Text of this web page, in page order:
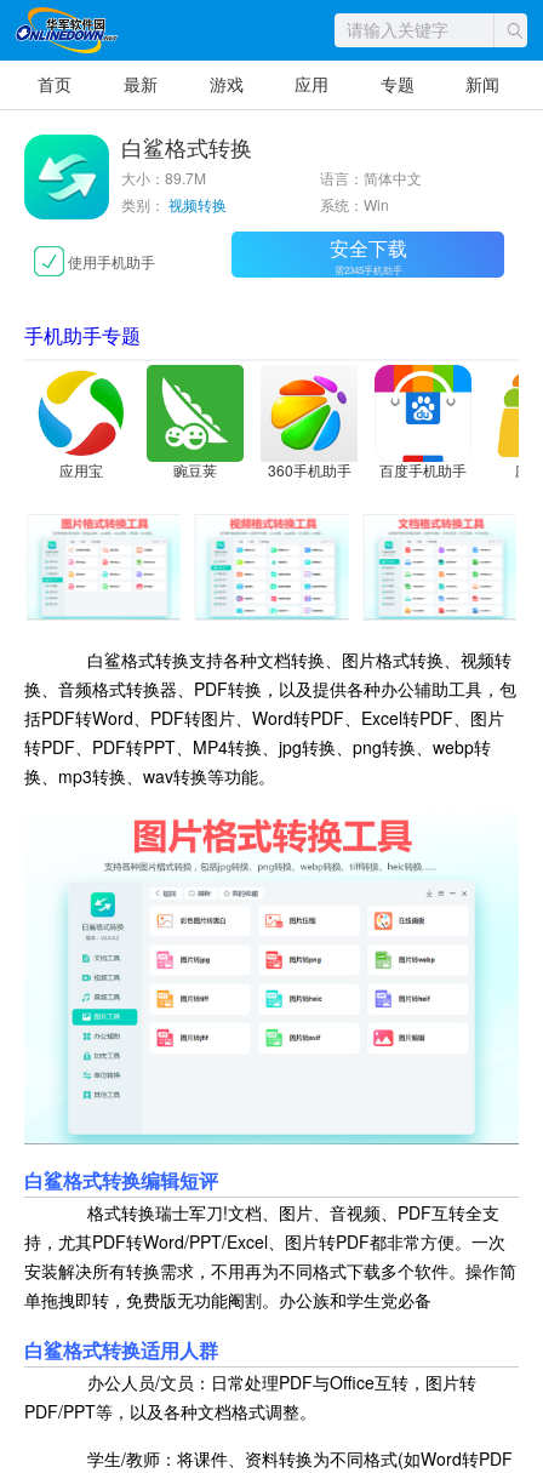
首页 最新 游戏 应用 专题 新闻
白鲨格式转换
大小：89.7M
语言：简体中文
类别： 视频转换 系统：Win
使用手机助手 安全下载
需2345手机助手
手机助手专题
应用宝 豌豆荚 360手机助手 百度手机助手 应
白鲨格式转换支持各种文档转换、图片格式转换、视频转
换、音频格式转换器、PDF转换，以及提供各种办公辅助工具，包
括PDF转Word、PDF转图片、Word转PDF、Excel转PDF、图片
转PDF、PDF转PPT、MP4转换、jpg转换、png转换、webp转
换、mp3转换、wav转换等功能。
白鲨格式转换编辑短评
格式转换瑞士军刀!文档、图片、音视频、PDF互转全支
持，尤其PDF转Word/PPT/Excel、图片转PDF都非常方便。一次
安装解决所有转换需求，不用再为不同格式下载多个软件。操作简
单拖拽即转，免费版无功能阉割。办公族和学生党必备
白鲨格式转换适用人群
办公人员/文员：日常处理PDF与Office互转，图片转
PDF/PPT等，以及各种文档格式调整。
学生/教师：将课件、资料转换为不同格式(如Word转PDF